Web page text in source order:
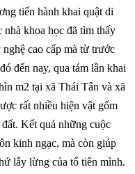
tiến hành khai quật di
khoa học đã tìm thấy
cao cấp mà từ trước
đến nay, qua tám lần khai
m2 tại xã Thái Tân và xã
rất nhiều hiện vật gốm
Kết quả những cuộc
kinh ngạc, mà còn giúp
lẫy lừng của tổ tiên mình.